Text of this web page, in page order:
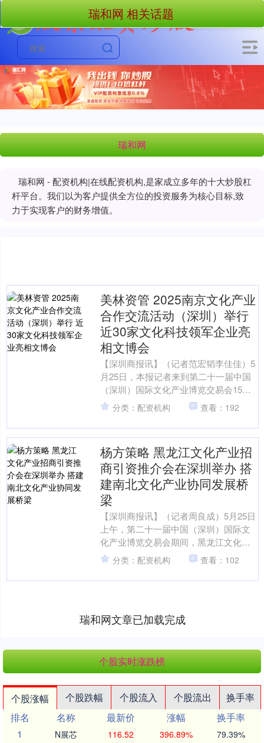
瑞和网
瑞和网 - 配资机构|在线配资机构,是家成立多年的十大炒股杠
杆平台。我们以为客户提供全方位的投资服务为核心目标,致
力于实现客户的财务增值。
瑞和网 相关话题
美林资管 2025南京文化产业
合作交流活动（深圳）举行
近30家文化科技领军企业亮
相文博会
【深圳商报讯】（记者范宏韬李佳佳）5
月25日，本报记者来到第二十一届中国
（深圳）国际文化产业博览交易会15号
展馆南京展区。该展区以“数字金陵”为主
题，携近30家....
分类：配资机构 查看：192
杨方策略 黑龙江文化产业招
商引资推介会在深圳举办 搭
建南北文化产业协同发展桥
梁
【深圳商报讯】（记者周良成）5月25日
上午，第二十一届中国（深圳）国际文
化产业博览交易会期间，黑龙江文化产
业招商引资推介会在深圳成功举办。记
者从推介会现场了解到....
分类：配资机构 查看：102
瑞和网文章已加载完成
个股实时涨跌榜
个股涨幅 个股跌幅 个股流入 个股流出
换手率
排名
名称 最新价 涨幅
换手率
1
N展芯 116.52 396.89% 79.39%